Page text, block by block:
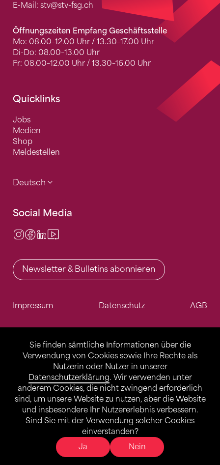
Sie finden sämtliche Informationen über die
Verwendung von Cookies sowie Ihre Rechte als
Nutzerin oder Nutzer in unserer
Datenschutzerklärung. Wir verwenden unter
anderem Cookies, die nicht zwingend erforderlich
sind, um unsere Website zu nutzen, aber die Website
und insbesondere Ihr Nutzererlebnis verbessern.
Sind Sie mit der Verwendung solcher Cookies
einverstanden?
Ja
Nein
E-Mail: stv@stv-fsg.ch
Öffnungszeiten Empfang Geschäftsstelle
Mo: 08.00–12.00 Uhr / 13.30–17.00 Uhr
Di-Do: 08.00–13.00 Uhr
Fr: 08.00–12.00 Uhr / 13.30–16.00 Uhr
Quicklinks
Jobs
Medien
Shop
Meldestellen
Deutsch
Social Media
Instagram
Facebook
LinkedIn
Newsletter & Bulletins abonnieren
Impressum Datenschutz AGB